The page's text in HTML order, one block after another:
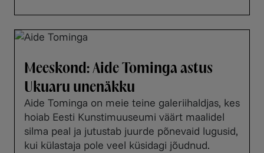
Meeskond: Aide Tominga astus
Ukuaru unenäkku
Aide Tominga on meie teine galeriihaldjas, kes
hoiab Eesti Kunstimuuseumi väärt maalidel
silma peal ja jutustab juurde põnevaid lugusid,
kui külastaja pole veel küsidagi jõudnud.